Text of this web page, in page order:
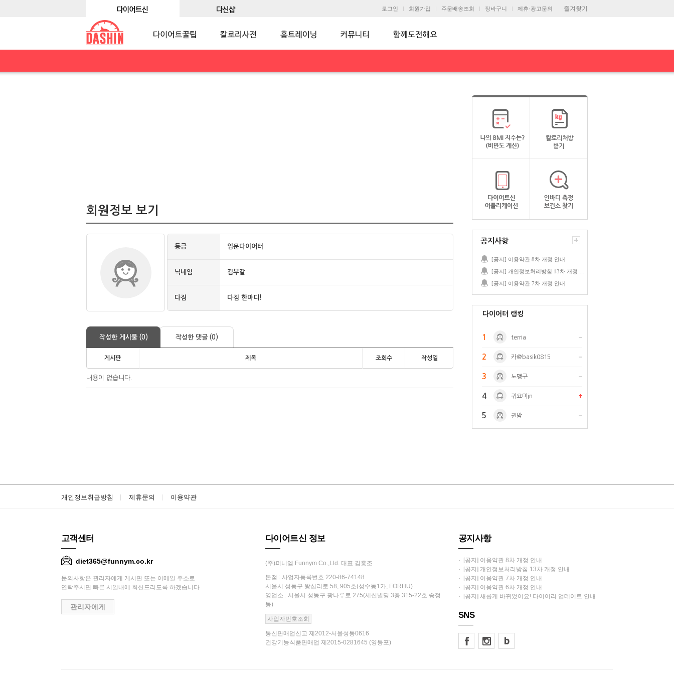
즐겨찾기
로그인 회원가입 주문배송조회 장바구니 제휴·광고문의
회원정보 보기
등급 입문다이어터
닉네임 김부갈
다짐 다짐 한마디!
작성한 게시물 (0) 작성한 댓글 (0)
게시판 제목 조회수 작성일
내용이 없습니다.
공지사항
[공지] 이용약관 8차 개정 안내
[공지] 이용약관 7차 개정 안내
다이어터 랭킹
1 terria
2 카@basik0815
3 노맹구
4 귀요미jn
5 권맘
개인정보취급방침 제휴문의 이용약관
고객센터
diet365@funnym.co.kr
문의사항은 관리자에게 게시판 또는 이메일 주소로
연락주시면 빠른 시일내에 회신드리도록 하겠습니다.
관리자에게
다이어트신 정보
(주)퍼니엠 Funnym Co.,Ltd. 대표 김흥조
본점 : 사업자등록번호 220-86-74148
서울시 성동구 왕십리로 58, 905호(성수동1가, FORHU)
영업소 : 서울시 성동구 광나루로 275(세신빌딩 3층 315-22호 송정
동)
사업자번호조회
통신판매업신고 제2012-서울성동0616
건강기능식품판매업 제2015-0281645 (영등포)
공지사항
· [공지] 이용약관 8차 개정 안내
· [공지] 개인정보처리방침 13차 개정 안내
· [공지] 이용약관 7차 개정 안내
· [공지] 이용약관 6차 개정 안내
· [공지] 새롭게 바뀌었어요! 다이어리 업데이트 안내
SNS